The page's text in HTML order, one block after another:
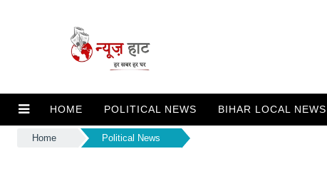
HOME POLITICAL NEWS BIHAR LOCAL NEWS
Home Political News